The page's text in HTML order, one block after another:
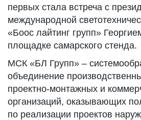
первых стала встреча с
международной
«Боос лайтинг групп»
площадке самарского стенда.
МСК «БЛ Групп» –
объединение
проектно-монтажных и
организаций, оказывающих
по реализации проектов